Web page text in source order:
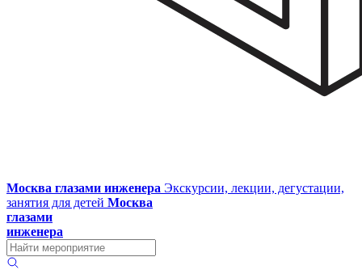
Москва глазами инженера Экскурсии, лекции, дегустации,
занятия для детей Москва
глазами
инженера